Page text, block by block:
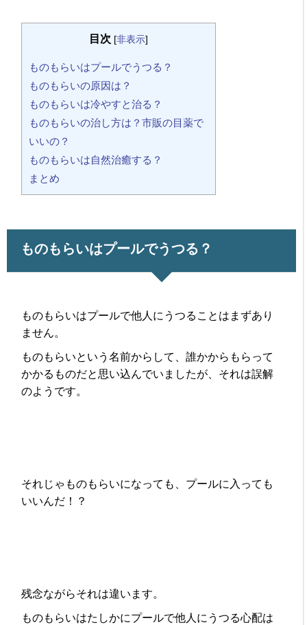
目次 [非表示]
ものもらいはプールでうつる？
ものもらいの原因は？
ものもらいは冷やすと治る？
ものもらいの治し方は？市販の目薬で
いいの？
ものもらいは自然治癒する？
まとめ
ものもらいはプールでうつる？
ものもらいはプールで他人にうつることはまずあり
ません。
ものもらいという名前からして、誰かからもらって
かかるものだと思い込んでいましたが、それは誤解
のようです。
それじゃものもらいになっても、プールに入っても
いいんだ！？
残念ながらそれは違います。
ものもらいはたしかにプールで他人にうつる心配は